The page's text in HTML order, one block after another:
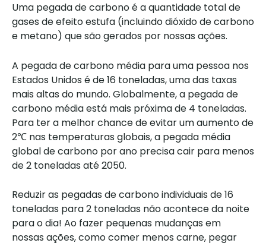
Uma pegada de carbono é a quantidade total de
gases de efeito estufa (incluindo dióxido de carbono
e metano) que são gerados por nossas ações.
A pegada de carbono média para uma pessoa nos
Estados Unidos é de 16 toneladas, uma das taxas
mais altas do mundo. Globalmente, a pegada de
carbono média está mais próxima de 4 toneladas.
Para ter a melhor chance de evitar um aumento de
2℃ nas temperaturas globais, a pegada média
global de carbono por ano precisa cair para menos
de 2 toneladas até 2050.
Reduzir as pegadas de carbono individuais de 16
toneladas para 2 toneladas não acontece da noite
para o dia! Ao fazer pequenas mudanças em
nossas ações, como comer menos carne, pegar